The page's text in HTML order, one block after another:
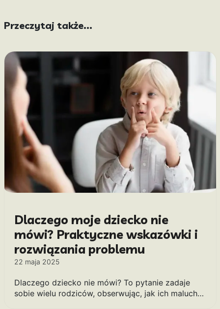
Przeczytaj także...
Dlaczego moje dziecko nie
mówi? Praktyczne wskazówki i
rozwiązania problemu
22 maja 2025
Dlaczego dziecko nie mówi? To pytanie zadaje
sobie wielu rodziców, obserwując, jak ich maluch…